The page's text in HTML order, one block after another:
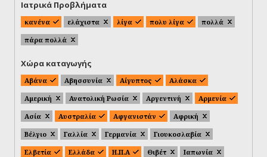
Ιατρικά Προβλήματα
κανένα ελάχιστα λίγα πολυ λίγα
πολλά
πάρα πολλά
Χώρα καταγωγής
Αβάνα Αβησσυνία Αίγυπτος
Αλάσκα
Αμερική
Ανατολική Ρωσία Αργεντινή
Αρμενία
Ασία
Αυστραλία Αφγανιστάν
Αφρική
Βέλγιο
Γαλλία Γερμανία
Γιουκοσλαβία
Ελβετία
Ελλάδα Η.Π.Α Θιβέτ
Ιαπωνία